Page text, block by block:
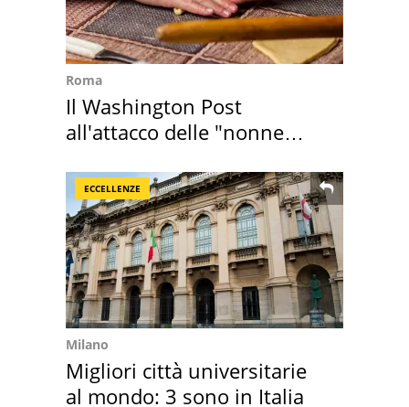
Roma
Il Washington Post
all'attacco delle "nonne
ECCELLENZE
Milano
Migliori città universitarie
al mondo: 3 sono in Italia